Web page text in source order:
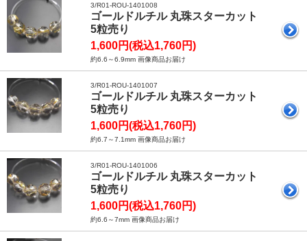
3/R01-ROU-1401008
ゴールドルチル 丸珠スターカット
5粒売り
1,600円(税込1,760円)
約6.6～6.9mm 画像商品お届け
3/R01-ROU-1401007
ゴールドルチル 丸珠スターカット
5粒売り
1,600円(税込1,760円)
約6.7～7.1mm 画像商品お届け
3/R01-ROU-1401006
ゴールドルチル 丸珠スターカット
5粒売り
1,600円(税込1,760円)
約6.6～7mm 画像商品お届け